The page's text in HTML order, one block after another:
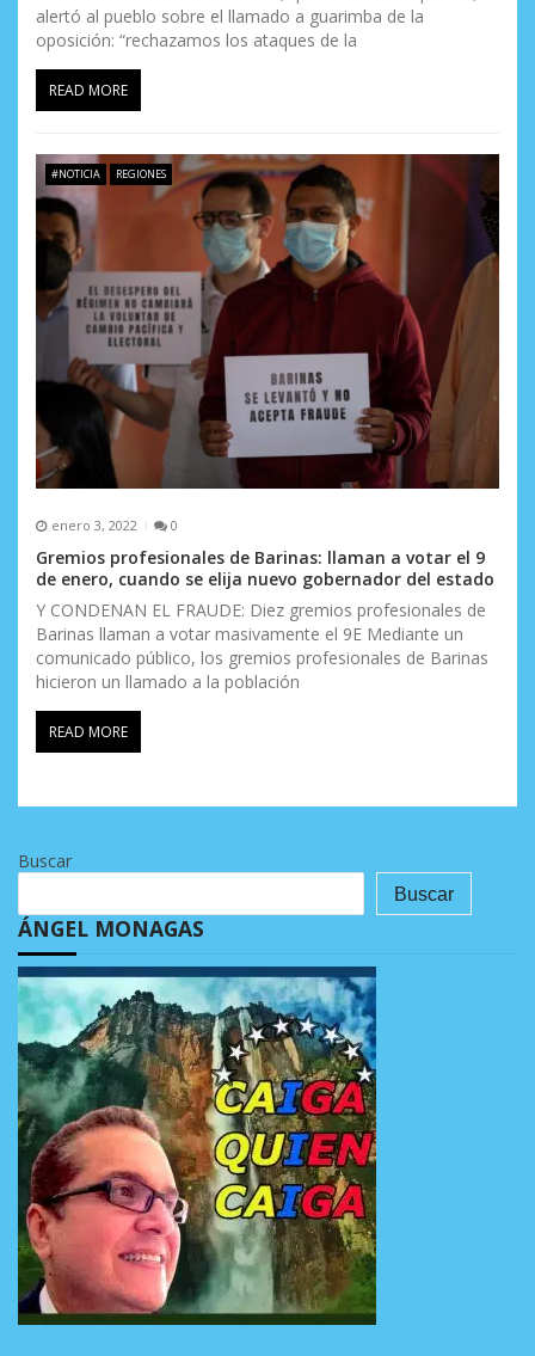
alertó al pueblo sobre el llamado a guarimba de la
oposición: “rechazamos los ataques de la
READ MORE
#NOTICIA REGIONES
enero 3, 2022 0
Gremios profesionales de Barinas: llaman a votar el 9
de enero, cuando se elija nuevo gobernador del estado
Y CONDENAN EL FRAUDE: Diez gremios profesionales de
Barinas llaman a votar masivamente el 9E Mediante un
comunicado público, los gremios profesionales de Barinas
hicieron un llamado a la población
READ MORE
Buscar
Buscar
ÁNGEL MONAGAS